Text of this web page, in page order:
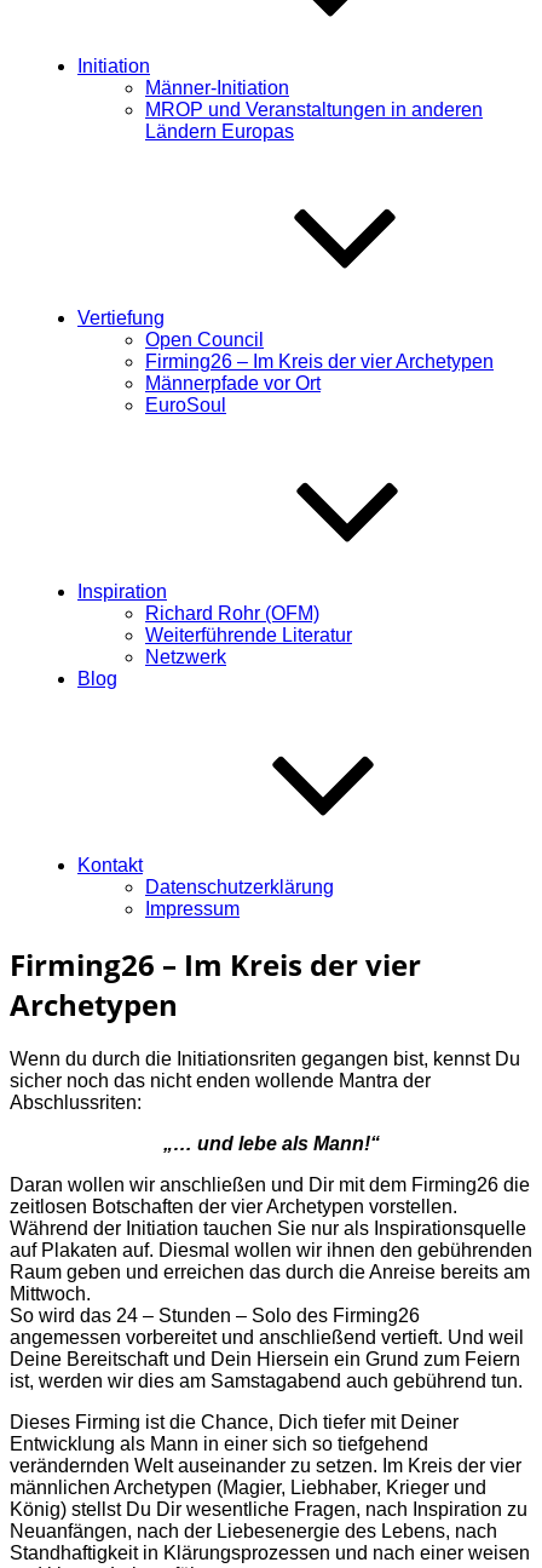
Initiation
Männer-Initiation
MROP und Veranstaltungen in anderen
Ländern Europas
Vertiefung
Open Council
Firming26 – Im Kreis der vier Archetypen
Männerpfade vor Ort
EuroSoul
Inspiration
Richard Rohr (OFM)
Weiterführende Literatur
Netzwerk
Blog
Kontakt
Datenschutzerklärung
Impressum
Firming26 – Im Kreis der vier
Archetypen
Wenn du durch die Initiationsriten gegangen bist, kennst Du
sicher noch das nicht enden wollende Mantra der
Abschlussriten:
„… und lebe als Mann!“
Daran wollen wir anschließen und Dir mit dem Firming26 die
zeitlosen Botschaften der vier Archetypen vorstellen.
Während der Initiation tauchen Sie nur als Inspirationsquelle
auf Plakaten auf. Diesmal wollen wir ihnen den gebührenden
Raum geben und erreichen das durch die Anreise bereits am
Mittwoch.
So wird das 24 – Stunden – Solo des Firming26
angemessen vorbereitet und anschließend vertieft. Und weil
Deine Bereitschaft und Dein Hiersein ein Grund zum Feiern
ist, werden wir dies am Samstagabend auch gebührend tun.
Dieses Firming ist die Chance, Dich tiefer mit Deiner
Entwicklung als Mann in einer sich so tiefgehend
verändernden Welt auseinander zu setzen. Im Kreis der vier
männlichen Archetypen (Magier, Liebhaber, Krieger und
König) stellst Du Dir wesentliche Fragen, nach Inspiration zu
Neuanfängen, nach der Liebesenergie des Lebens, nach
Standhaftigkeit in Klärungsprozessen und nach einer weisen